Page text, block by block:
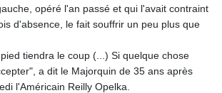
opéré l'an passé et qui l'avait contraint
d'absence, le fait souffrir un peu plus que
tiendra le coup (...) Si quelque chose
a dit le Majorquin de 35 ans après
l'Américain Reilly Opelka.